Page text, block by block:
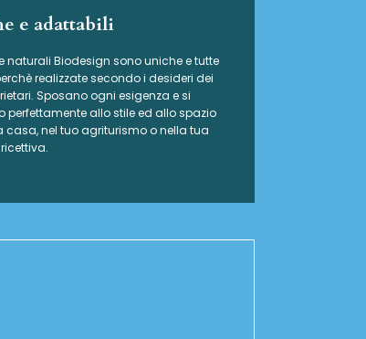
e adattabili
naturali Biodesign sono uniche e tutte
realizzate secondo i desideri dei
Sposano ogni esigenza e si
perfettamente allo stile ed allo spazio
casa, nel tuo agriturismo o nella tua